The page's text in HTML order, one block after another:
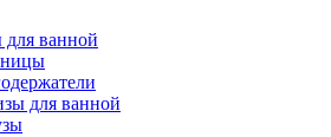
для ванной
для ванной